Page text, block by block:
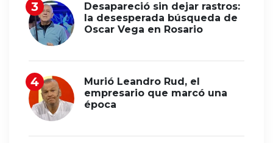
Desapareció sin dejar rastros:
la desesperada búsqueda de
Oscar Vega en Rosario
Murió Leandro Rud, el
empresario que marcó una
época